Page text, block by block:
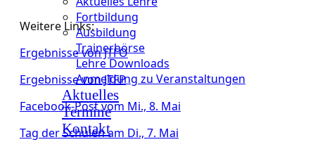
Fortbildung
Ausbildung
Trainerbörse
Lehre Downloads
Anmeldung zu Veranstaltungen
Aktuelles
Termine
Kontakt
Weitere Links:
Ergebnisse von JTFO
Ergebnisse von JTFP
Facebook-Post vom Mi., 8. Mai
Tag der Schulen am Di., 7. Mai